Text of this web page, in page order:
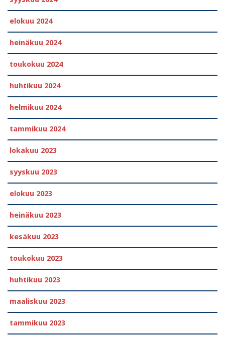
elokuu 2024
heinäkuu 2024
toukokuu 2024
huhtikuu 2024
helmikuu 2024
tammikuu 2024
lokakuu 2023
syyskuu 2023
elokuu 2023
heinäkuu 2023
kesäkuu 2023
toukokuu 2023
huhtikuu 2023
maaliskuu 2023
tammikuu 2023